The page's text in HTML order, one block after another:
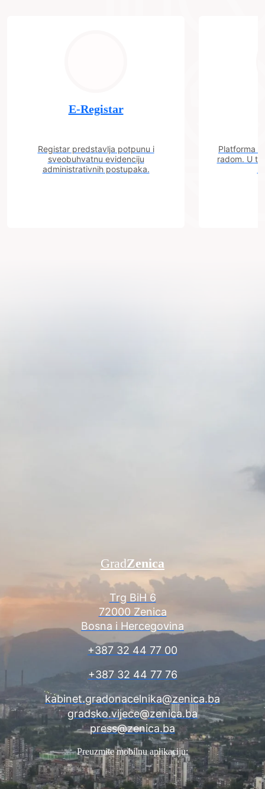
E-Registar
Registar predstavlja potpunu i
sveobuhvatnu evidenciju
administrativnih postupaka.
Platforma
radom. U
Trg BiH 6
72000 Zenica
Bosna i Hercegovina
+387 32 44 77 00
+387 32 44 77 76
kabinet.gradonacelnika@zenica.ba
gradsko.vijece@zenica.ba
press@zenica.ba
GradZenica
Preuzmite mobilnu aplikaciju: